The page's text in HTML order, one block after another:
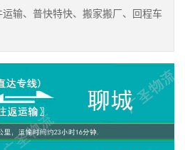
输、普快特快、搬家搬厂、回程车